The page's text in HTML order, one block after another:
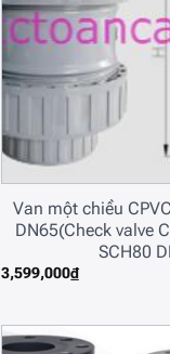
Van một chiều
DN65(Check valve
SCH80
3,599,000₫